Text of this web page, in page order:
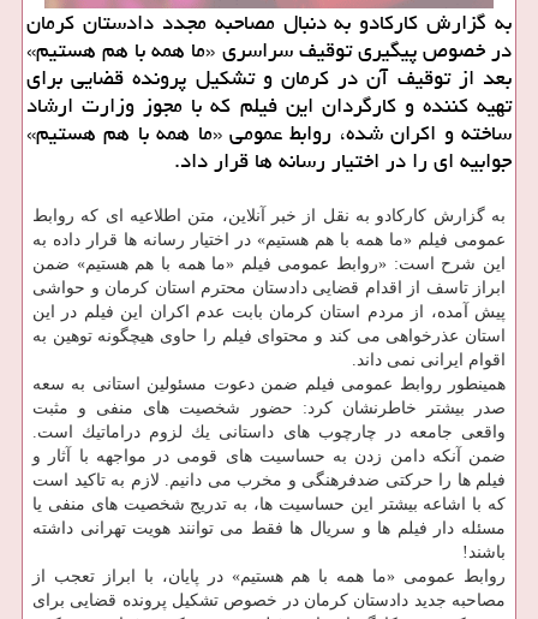
به گزارش كاركادو به دنبال مصاحبه مجدد دادستان كرمان
در خصوص پیگیری توقیف سراسری «ما همه با هم هستیم»
بعد از توقیف آن در كرمان و تشكیل پرونده قضایی برای
تهیه كننده و كارگردان این فیلم كه با مجوز وزارت ارشاد
ساخته و اكران شده، روابط عمومی «ما همه با هم هستیم»
جوابیه ای را در اختیار رسانه ها قرار داد.
به گزارش كاركادو به نقل از خبر آنلاین، متن اطلاعیه ای كه روابط
عمومی فیلم «ما همه با هم هستیم» در اختیار رسانه ها قرار داده به
این شرح است: «روابط عمومی فیلم «ما همه با هم هستیم» ضمن
ابراز تاسف از اقدام قضایی دادستان محترم استان كرمان و حواشی
پیش آمده، از مردم استان كرمان بابت عدم اكران این فیلم در این
استان عذرخواهی می كند و محتوای فیلم را حاوی هیچگونه توهین به
اقوام ایرانی نمی داند.
همینطور روابط عمومی فیلم ضمن دعوت مسئولین استانی به سعه
صدر بیشتر خاطرنشان كرد: حضور شخصیت های منفی و مثبت
واقعی جامعه در چارچوب های داستانی یك لزوم دراماتیك است.
ضمن آنكه دامن زدن به حساسیت های قومی در مواجهه با آثار و
فیلم ها را حركتی ضدفرهنگی و مخرب می دانیم. لازم به تاكید است
كه با اشاعه بیشتر این حساسیت ها، به تدریج شخصیت های منفی یا
مسئله دار فیلم ها و سریال ها فقط می توانند هویت تهرانی داشته
باشند!
روابط عمومی «ما همه با هم هستیم» در پایان، با ابراز تعجب از
مصاحبه جدید دادستان كرمان در خصوص تشكیل پرونده قضایی برای